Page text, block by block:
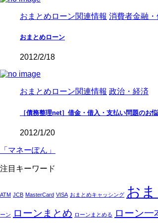
おまとめローン関連情報 消費者金融
おまとめローン
2012/2/18
おまとめローン関連情報 政治・経済
［債務整理net］借金・借入・支払い問題のお
2012/1/20
「マネーぽん」
注目キーワード
ATM JCB MasterCard VISA おまとめキャッシング お
ーン ローンまとめ ローンまとめる ローン一